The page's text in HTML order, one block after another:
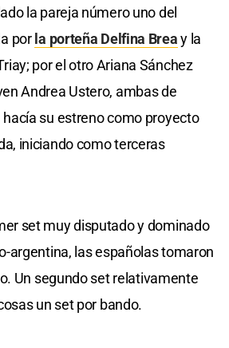
la pareja número uno del
porla porteña Delfina Breay la
por el otro Ariana Sánchez
Andrea Ustero, ambas de
hacía su estreno como proyecto
iniciando como terceras
set muy disputado y dominado
argentina, las españolas tomaron
Un segundo set relativamente
un set por bando.